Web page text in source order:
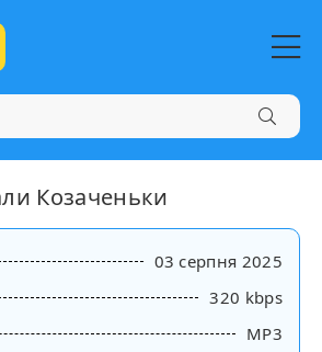
Козаченьки
03 серпня 2025
320 kbps
MP3